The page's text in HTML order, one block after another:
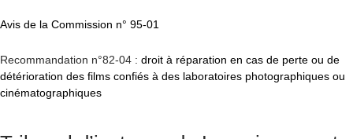
Avis de la Commission n° 95-01
Recommandation n°82-04 : droit à réparation en cas de perte ou de
détérioration des films confiés à des laboratoires photographiques ou
cinématographiques